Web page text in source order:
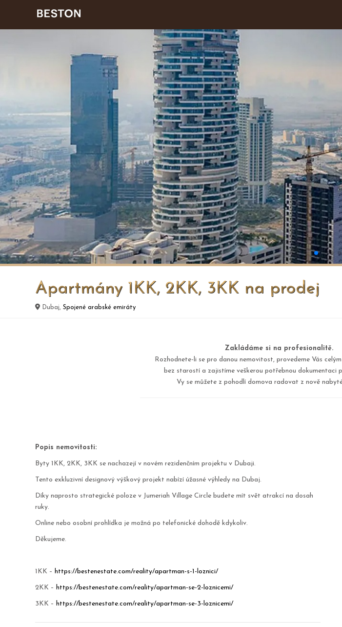
Apartmány 1KK, 2KK, 3KK na prodej
Dubaj, Spojené arabské emiráty
Zakládáme si na profesionalitě.
Rozhodnete-li se pro danou nemovitost, provedeme Vás
bez starostí a zajistíme veškerou potřebnou dokumentaci
Vy se můžete z pohodlí domova radovat z nově
Popis nemovitosti:
Byty 1KK, 2KK, 3KK se nachazejí v novém rezidenčním projektu v Dubaji.
Tento exkluzivní designový výškový projekt nabízí úžasné výhledy na Dubaj.
Díky naprosto strategické poloze v Jumeriah Village Circle budete mít svět atrakcí na dosah
ruky.
Online nebo osobní prohlídka je možná po telefonické dohodě kdykoliv.
Děkujeme.
1KK – https://bestenestate.com/reality/apartman-s-1-loznici/
2KK – https://bestenestate.com/reality/apartman-se-2-loznicemi/
3KK – https://bestenestate.com/reality/apartman-se-3-loznicemi/